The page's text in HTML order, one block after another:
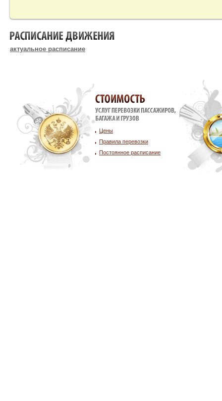
РАСПИСАНИЕ ДВИЖЕНИЯ
актуальное расписание
Стоимость услуг
Цены
Правила перевозки
Постоянное расписание